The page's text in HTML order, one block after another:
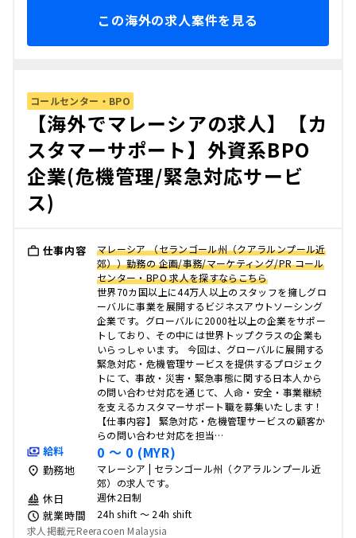
この海外の求人案件を見る
コールセンター・BPO
【海外でマレーシアの求人】【カ
スタマーサポート】外資系BPO
企業(危機管理/緊急対応サービ
ス)
仕事内容
マレーシア （セランゴール州（クアラルンプール近
郊））勤務の 企画/事務/マーケティング/PR コール
センター・BPO 求人を探すならこちら
世界70カ国以上に44万人以上のスタッフを擁しグロ
ーバルに事業を展開するビジネスアウトソーシング
企業です。グローバルに2000社以上の企業をサポー
トしており、その中には世界トップクラスの企業も
いらっしゃいます。 今回は、グローバルに展開する
緊急対応・危機管理サービスを提供するプロジェク
トにて、事故・災害・緊急事態に関する日本人から
の問い合わせ対応を通じて、人命・安全・事業継続
を支えるカスタマーサポート職を募集いたします！
【仕事内容】 緊急対応・危機管理サービスの顧客か
らの問い合わせ対応を担当…
給料 0 〜 0 (MYR)
勤務地
マレーシア | セランゴール州（クアラルンプール近
郊）の求人です。
休日 週休2日制
就業時間
24h shift 〜 24h shift
求人掲載元Reeracoen Malaysia